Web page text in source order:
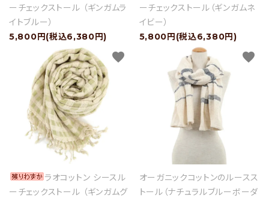
ーチェックストール （ギンガムラ
イトブルー）
5,800円(税込6,380円)
ーチェックストール（ギンガムネ
イビー）
5,800円(税込6,380円)
ラオコットン シースル
ーチェックストール （ギンガムグ
favorite
オーガニックコットンのルースス
トール（ナチュラルブルーボーダ
favorite